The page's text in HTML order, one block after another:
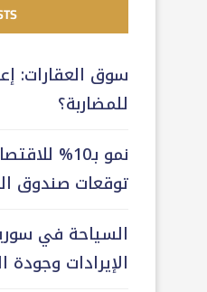
سوق العقارات:
للمضاربة؟
نمو
توقعات صندوق
السياحة في
الإيرادات وجودة